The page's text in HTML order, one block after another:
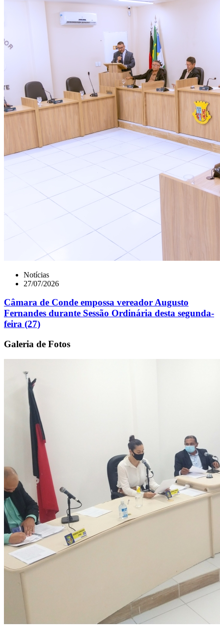
Notícias
27/07/2026
Câmara de Conde empossa vereador Augusto
Fernandes durante Sessão Ordinária desta segunda-
feira (27)
Galeria de Fotos